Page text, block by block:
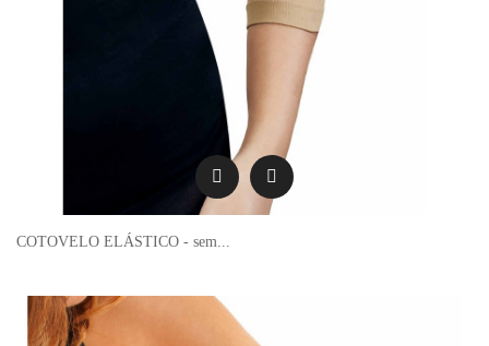
COTOVELO ELÁSTICO - sem...